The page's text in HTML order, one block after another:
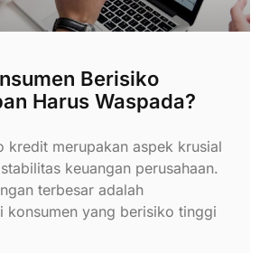
Berisiko
Harus Waspada?
kredit merupakan aspek krusial
keuangan perusahaan.
terbesar adalah
konsumen yang berisiko tinggi